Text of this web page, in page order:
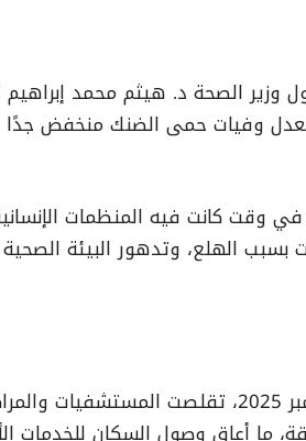
2025، حاول وزير الصحة د. هيثم محمد
وقت كانت فيه المنظمات الإنسانية
بسبب الهلع، وتدهور البيئة الصحية
وفق اندبندنت عربية، ديسمبر 2025، تقلصت